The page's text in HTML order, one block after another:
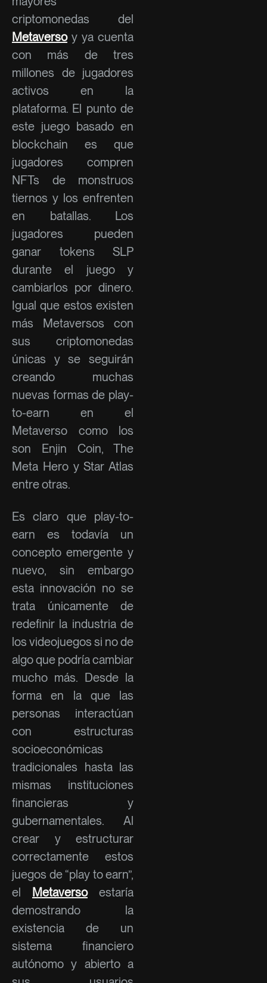
criptomonedas del
Metaversoy ya cuenta
con más de tres
millones de jugadores
activos en la
plataforma. El punto de
este juego basado en
blockchain es que
jugadores compren
NFTs de monstruos
tiernos y los enfrenten
en batallas. Los
jugadores pueden
ganar tokens SLP
durante el juego y
cambiarlos por dinero.
Igual que estos existen
más Metaversos con
sus criptomonedas
únicas y se seguirán
creando muchas
nuevas formas de play-
to-earn en el
Metaverso como los
son Enjin Coin, The
Meta Hero y Star Atlas
entre otras.
Es claro que play-to-
earn es todavía un
concepto emergente y
nuevo, sin embargo
esta innovación no se
trata únicamente de
redefinir la industria de
los videojuegos si no de
algo que podría cambiar
mucho más. Desde la
forma en la que las
personas interactúan
con estructuras
socioeconómicas
tradicionales hasta las
mismas instituciones
financieras y
gubernamentales. Al
crear y estructurar
correctamente estos
juegos de “play to earn”,
el Metaversoestaría
demostrando la
existencia de un
sistema financiero
autónomo y abierto a